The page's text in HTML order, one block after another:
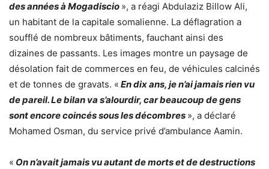
des années à Mogadiscio », a réagi Abdulaziz Billow Ali,
un habitant de la capitale somalienne. La déflagration a
soufflé de nombreux bâtiments, fauchant ainsi des
dizaines de passants. Les images montre un paysage de
désolation fait de commerces en feu, de véhicules calcinés
et de tonnes de gravats. « En dix ans, je n’ai jamais rien vu
de pareil. Le bilan va s’alourdir, car beaucoup de gens
sont encore coincés sous les décombres », a déclaré
Mohamed Osman, du service privé d’ambulance Aamin.
« On n’avait jamais vu autant de morts et de destructions